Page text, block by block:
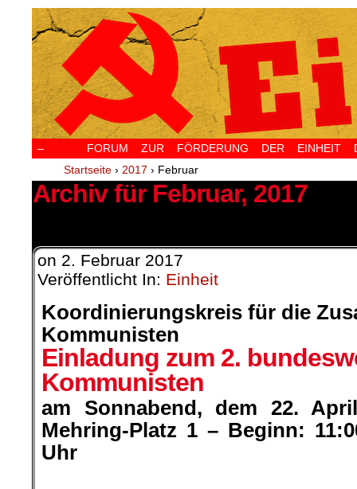
–
FORUM ZUR FÖRDERUNG DER EINHEIT
Startseite › 2017 › Februar
Archiv für Februar, 2017
on 2. Februar 2017
Veröffentlicht In: Einheit
Koordinierungskreis für die
Kommunisten
Einladung zum 2.
Kommunisten
am Sonnabend, dem 22.
Mehring-Platz 1 – Beginn:
Uhr